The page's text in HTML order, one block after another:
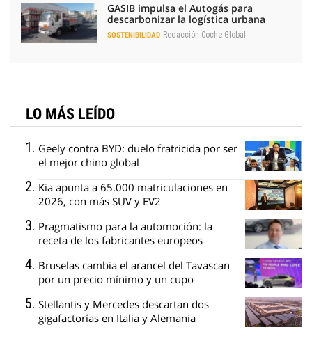
GASIB impulsa el Autogás para
descarbonizar la logística urbana
SOSTENIBILIDAD Redacción Coche Global
LO MÁS LEÍDO
Geely contra BYD: duelo fratricida por ser
el mejor chino global
Kia apunta a 65.000 matriculaciones en
2026, con más SUV y EV2
Pragmatismo para la automoción: la
receta de los fabricantes europeos
Bruselas cambia el arancel del Tavascan
por un precio mínimo y un cupo
Stellantis y Mercedes descartan dos
gigafactorías en Italia y Alemania